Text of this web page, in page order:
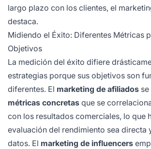
largo plazo con los clientes, el
destaca.
Midiendo el Éxito: Diferentes Métricas
Objetivos
La medición del éxito difiere
estrategias porque sus objetivos son
diferentes. El marketing de afiliados
métricas concretas que se
con los resultados comerciales, lo que
evaluación del rendimiento sea directa
datos. El marketing de influencers